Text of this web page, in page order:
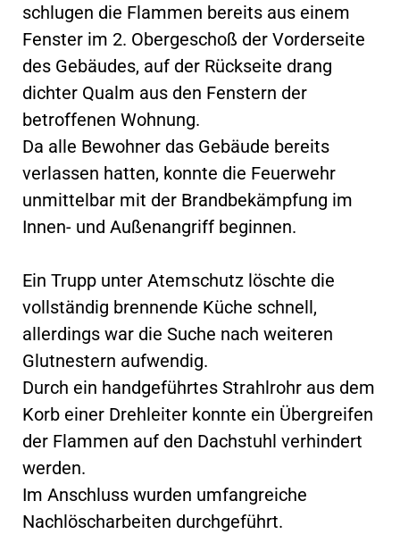
schlugen die Flammen bereits aus einem
Fenster im 2. Obergeschoß der Vorderseite
des Gebäudes, auf der Rückseite drang
dichter Qualm aus den Fenstern der
betroffenen Wohnung.
Da alle Bewohner das Gebäude bereits
verlassen hatten, konnte die Feuerwehr
unmittelbar mit der Brandbekämpfung im
Innen- und Außenangriff beginnen.
Ein Trupp unter Atemschutz löschte die
vollständig brennende Küche schnell,
allerdings war die Suche nach weiteren
Glutnestern aufwendig.
Durch ein handgeführtes Strahlrohr aus dem
Korb einer Drehleiter konnte ein Übergreifen
der Flammen auf den Dachstuhl verhindert
werden.
Im Anschluss wurden umfangreiche
Nachlöscharbeiten durchgeführt.